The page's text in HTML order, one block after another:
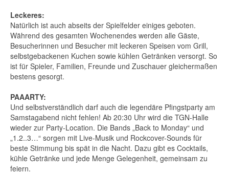
Leckeres:
Natürlich ist auch abseits der Spielfelder einiges geboten.
Während des gesamten Wochenendes werden alle Gäste,
Besucherinnen und Besucher mit leckeren Speisen vom Grill,
selbstgebackenen Kuchen sowie kühlen Getränken versorgt. So
ist für Spieler, Familien, Freunde und Zuschauer gleichermaßen
bestens gesorgt.
PAAARTY:
Und selbstverständlich darf auch die legendäre Pfingstparty am
Samstagabend nicht fehlen! Ab 20:30 Uhr wird die TGN-Halle
wieder zur Party-Location. Die Bands „Back to Monday“ und
„1.2..3…“ sorgen mit Live-Musik und Rockcover-Sounds für
beste Stimmung bis spät in die Nacht. Dazu gibt es Cocktails,
kühle Getränke und jede Menge Gelegenheit, gemeinsam zu
feiern.